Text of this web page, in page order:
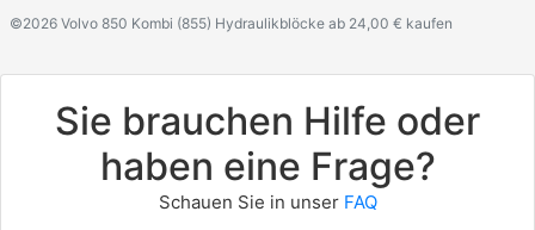
©2026 Volvo 850 Kombi (855) Hydraulikblöcke ab 24,00 € kaufen
Sie brauchen Hilfe oder
haben eine Frage?
Schauen Sie in unser FAQ